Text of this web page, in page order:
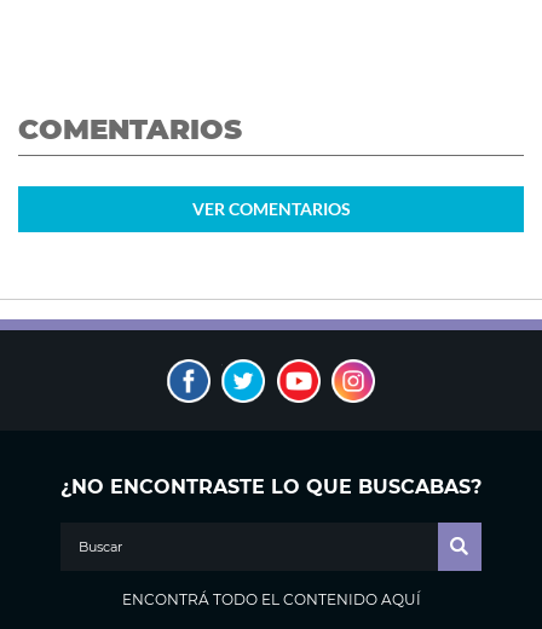
COMENTARIOS
VER COMENTARIOS
¿NO ENCONTRASTE LO QUE BUSCABAS?
ENCONTRÁ TODO EL CONTENIDO AQUÍ